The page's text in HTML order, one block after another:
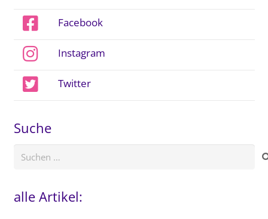
Facebook
Instagram
Twitter
Suche
Suchen
alle Artikel: